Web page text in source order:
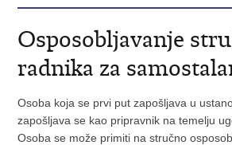
Osposobljavanje
radnika za
Osoba koja se prvi put zapošljava u
zapošljava se kao pripravnik na temelju
Osoba se može primiti na stručno